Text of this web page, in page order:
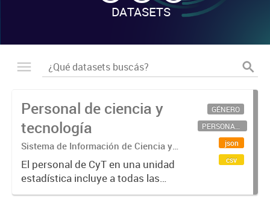
DATASETS
Personal de ciencia y
tecnología
Sistema de Información de Ciencia y
Tecnología Argentino (SICYTAR)
El personal de CyT en una unidad
estadística incluye a todas las
personas involucradas
GÉNERO
PERSONAL CIENTÍFICO-TECNOLÓGICO
json
csv